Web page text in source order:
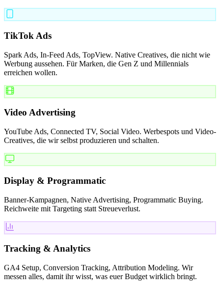
TikTok Ads
Spark Ads, In-Feed Ads, TopView. Native Creatives, die nicht wie
Werbung aussehen. Für Marken, die Gen Z und Millennials
erreichen wollen.
Video Advertising
YouTube Ads, Connected TV, Social Video. Werbespots und Video-
Creatives, die wir selbst produzieren und schalten.
Display & Programmatic
Banner-Kampagnen, Native Advertising, Programmatic Buying.
Reichweite mit Targeting statt Streueverlust.
Tracking & Analytics
GA4 Setup, Conversion Tracking, Attribution Modeling. Wir
messen alles, damit ihr wisst, was euer Budget wirklich bringt.